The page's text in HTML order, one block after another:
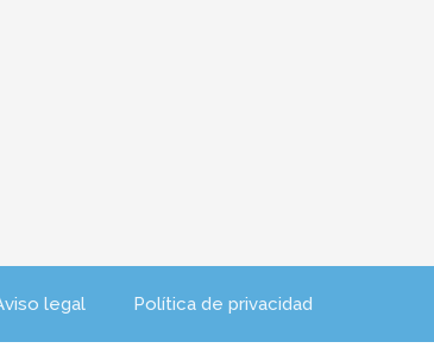
legal Política de privacidad